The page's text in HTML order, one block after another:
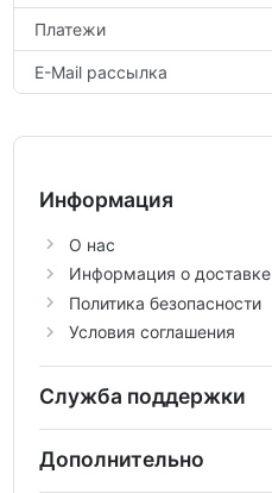
Платежи
E-Mail рассылка
Информация
О нас
Информация о доставке
Политика безопасности
Условия соглашения
Служба поддержки
Дополнительно